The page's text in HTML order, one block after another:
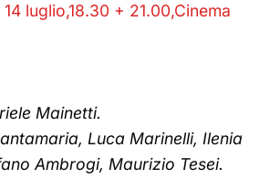
luglio,18.30 + 21.00,Cinema
Mainetti.
Luca Marinelli, Ilenia
Ambrogi, Maurizio Tesei.